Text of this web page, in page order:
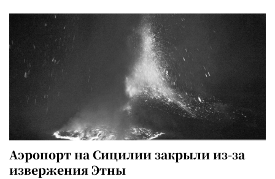
Аэропорт на Сицилии закрыли из-за
извержения Этны